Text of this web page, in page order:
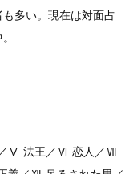
多い。現在は対面占
Ⅴ 法王／Ⅵ 恋人／Ⅶ